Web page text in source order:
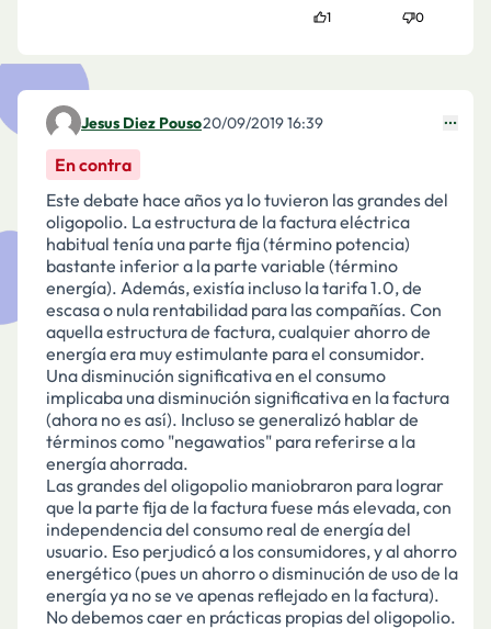
1 0
Comentari 1628
Jesus Diez Pouso20/09/2019 16:39
En contra
Este debate hace años ya lo tuvieron las grandes del
oligopolio. La estructura de la factura eléctrica
habitual tenía una parte fija (término potencia)
bastante inferior a la parte variable (término
energía). Además, existía incluso la tarifa 1.0, de
escasa o nula rentabilidad para las compañías. Con
aquella estructura de factura, cualquier ahorro de
energía era muy estimulante para el consumidor.
Una disminución significativa en el consumo
implicaba una disminución significativa en la factura
(ahora no es así). Incluso se generalizó hablar de
términos como "negawatios" para referirse a la
energía ahorrada.
Las grandes del oligopolio maniobraron para lograr
que la parte fija de la factura fuese más elevada, con
independencia del consumo real de energía del
usuario. Eso perjudicó a los consumidores, y al ahorro
energético (pues un ahorro o disminución de uso de la
energía ya no se ve apenas reflejado en la factura).
No debemos caer en prácticas propias del oligopolio.